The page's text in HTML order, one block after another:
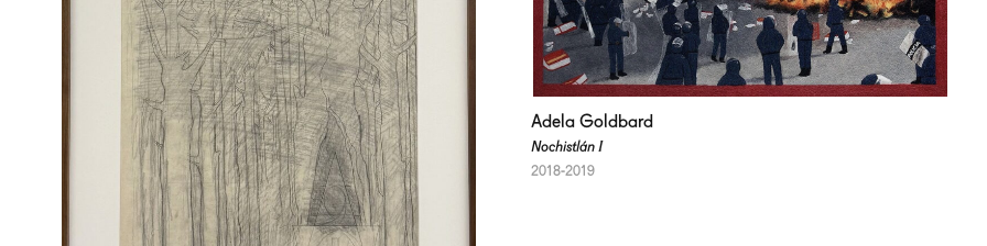
Adela Goldbard
Nochistlán I
2018-2019